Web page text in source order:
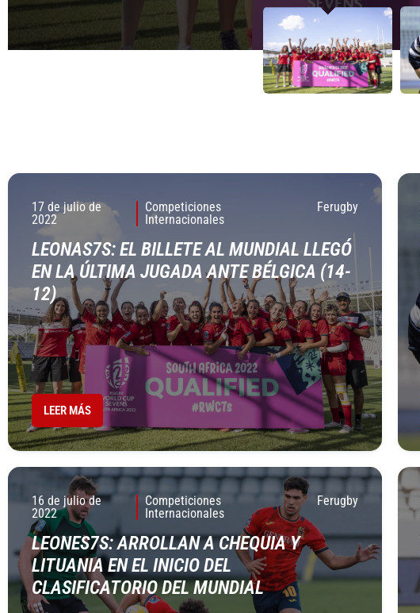
17 de julio de
2022
Competiciones
Internacionales
Ferugby
LEONAS7S: EL BILLETE AL MUNDIAL LLEGÓ
EN LA ÚLTIMA JUGADA ANTE BÉLGICA (14-
12)
LEER MÁS
16 de julio de
2022
Competiciones
Internacionales
Ferugby
LEONES7S: ARROLLAN A CHEQUIA Y
LITUANIA EN EL INICIO DEL
CLASIFICATORIO DEL MUNDIAL